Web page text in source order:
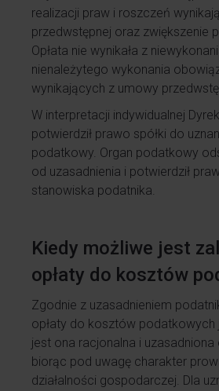
realizacji praw i roszczeń
przedwstępnej oraz zwiększenie
Opłata nie wynikała z
nienależytego wykonania
wynikających z umowy
W interpretacji indywidualnej
potwierdził prawo spółki do
podatkowy. Organ podatkowy
od uzasadnienia i potwierdził
stanowiska podatnika.
Kiedy możliwe jest
opłaty do kosztów
Zgodnie z uzasadnieniem
opłaty do kosztów podatkowych
jest ona racjonalna i uzasadniona
biorąc pod uwagę charakter
działalności gospodarczej. Dla